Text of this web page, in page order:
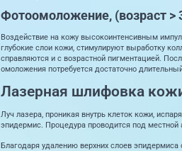
Фотоомоложение, (возраст >
Воздействие на кожу высокоинтенсивным
глубокие слои кожи, стимулируют выработку
справляются и с возрастной пигментацией.
омоложения потребуется достаточно
Лазерная шлифовка
Луч лазера, проникая внутрь клеток кожи,
эпидермис. Процедура проводится под
Благодаря удалению верхних слоев